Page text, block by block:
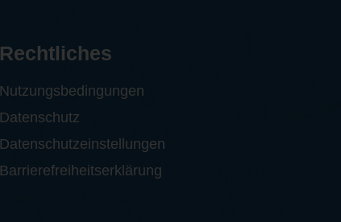
Rechtliches
Nutzungsbedingungen
Datenschutz
Datenschutzeinstellungen
Barrierefreiheitserklärung